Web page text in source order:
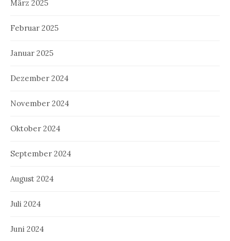
März 2025
Februar 2025
Januar 2025
Dezember 2024
November 2024
Oktober 2024
September 2024
August 2024
Juli 2024
Juni 2024